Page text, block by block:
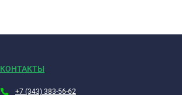
КОНТАКТЫ
+7 (343) 383-56-62